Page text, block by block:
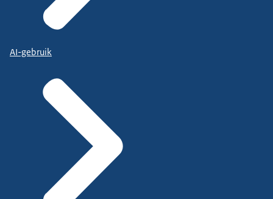
AI-gebruik